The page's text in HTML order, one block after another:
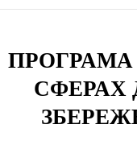
СФЕРАХ